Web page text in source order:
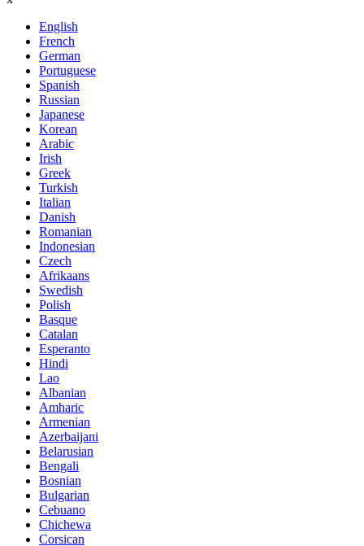
English
French
German
Portuguese
Spanish
Russian
Japanese
Korean
Arabic
Irish
Greek
Turkish
Italian
Danish
Romanian
Indonesian
Czech
Afrikaans
Swedish
Polish
Basque
Catalan
Esperanto
Hindi
Lao
Albanian
Amharic
Armenian
Azerbaijani
Belarusian
Bengali
Bosnian
Bulgarian
Cebuano
Chichewa
Corsican